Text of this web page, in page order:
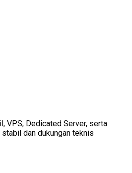
VPS, Dedicated Server, serta
dan dukungan teknis